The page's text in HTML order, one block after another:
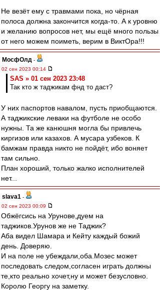
Не везёт ему с травмами пока, но чёрная
полоса должна закончится когда-то. А к уровню
и желанию вопросов нет, мы ещё много пользы
от него можем поиметь, верим в ВиктОра!!!
МосфОлд -
02 сен 2023 00:14
SAS » 01 сен 2023 23:48
Так кто ж таджикам фнд то даст?
У них паспортов навалом, пусть приобщаются.
А таджикские леваки на футболе не особо
нужны. Та же канюшня могла бы привлечь
киргизов или казахов. А мусара узбеков. К
бамжам правда никто не пойдёт, ибо воняет
там сильно.
План хороший, только жалко исполнителей
нет...
slava1 -
02 сен 2023 00:09
Обжёгсись на Урунове,дуем на
таджиков.Урунов же не Таджик?
Аба видел Шамара и Кейту каждый божий
день. Доверяю.
И на поле не убеждали,оба.Мозес может
последовать следом,согласен играть должны
те,кто реально хочет,ну и может безусловно.
Королю Георгу на заметку.